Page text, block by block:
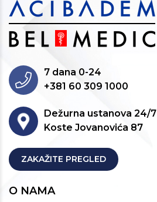
7 dana 0-24
+381 60 309 1000
Dežurna ustanova 24/7
Koste Jovanovića 87
ZAKAŽITE PREGLED
O NAMA